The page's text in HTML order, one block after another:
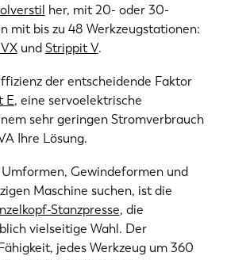
her, mit 20- oder 30-
mit bis zu 48 Werkzeugstationen:
und Strippit V.
der entscheidende Faktor
E, eine servoelektrische
sehr geringen Stromverbrauch
Ihre Lösung.
Umformen, Gewindeformen und
Maschine suchen, ist die
Stanzpresse, die
vielseitige Wahl. Der
jedes Werkzeug um 360